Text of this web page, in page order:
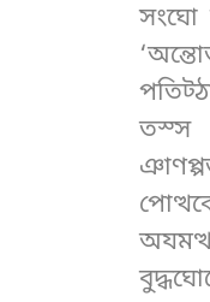
সংঘো
তস্স